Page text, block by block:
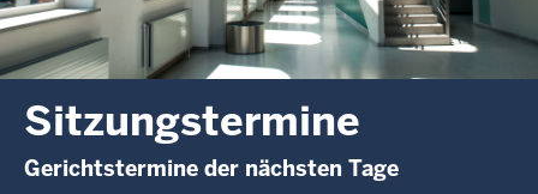
Sitzungstermine
Gerichtstermine der nächsten Tage